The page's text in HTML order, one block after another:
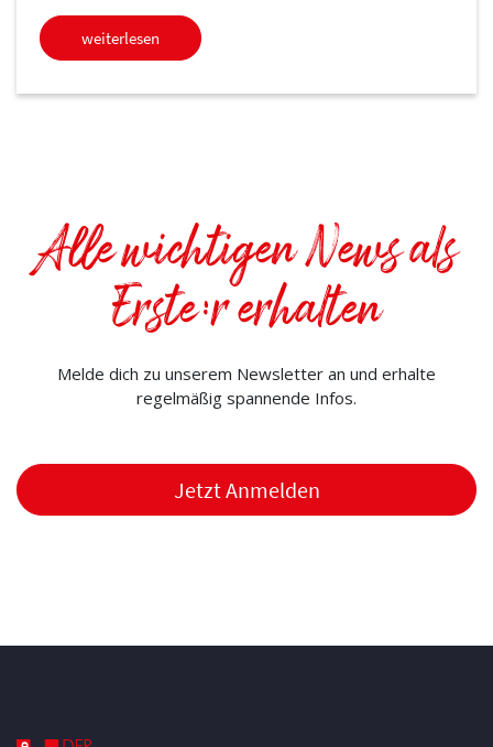
weiterlesen
Alle wichtigen News als
Erste:r erhalten
Melde dich zu unserem Newsletter an und erhalte
regelmäßig spannende Infos.
Jetzt Anmelden